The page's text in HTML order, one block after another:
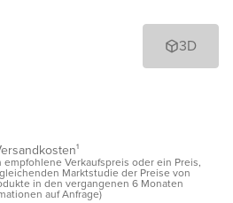
3D
Verkaufspreis oder ein Preis,
Marktstudie der Preise von
in den vergangenen 6 Monaten
auf Anfrage)